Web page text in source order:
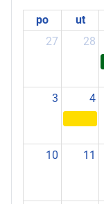
po ut
27
28
3 4
10 11